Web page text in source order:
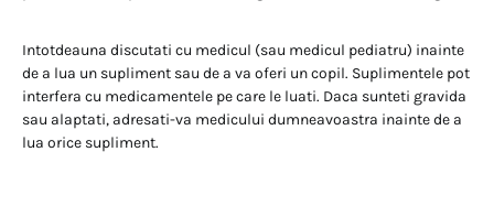
Intotdeauna discutati cu medicul (sau medicul pediatru) inainte
de a lua un supliment sau de a va oferi un copil. Suplimentele pot
interfera cu medicamentele pe care le luati. Daca sunteti gravida
sau alaptati, adresati-va medicului dumneavoastra inainte de a
lua orice supliment.